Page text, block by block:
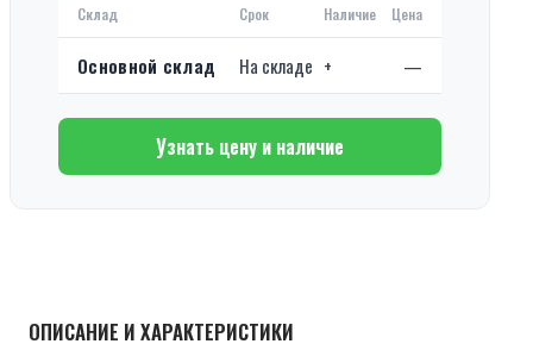
Склад Срок Наличие Цена
Основной склад На складе + —
Узнать цену и наличие
ОПИСАНИЕ И ХАРАКТЕРИСТИКИ